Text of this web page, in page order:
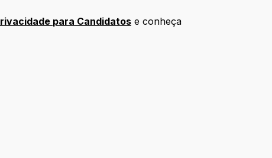
para Candidatos e conheça